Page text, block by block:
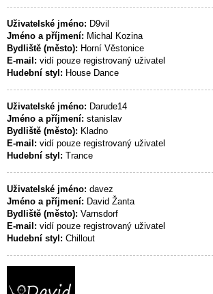
Uživatelské jméno: D9vil
Jméno a příjmení: Michal Kozina
Bydliště (město): Horní Věstonice
E-mail: vidí pouze registrovaný uživatel
Hudební styl: House Dance
Uživatelské jméno: Darude14
Jméno a příjmení: stanislav
Bydliště (město): Kladno
E-mail: vidí pouze registrovaný uživatel
Hudební styl: Trance
Uživatelské jméno: davez
Jméno a příjmení: David Žanta
Bydliště (město): Varnsdorf
E-mail: vidí pouze registrovaný uživatel
Hudební styl: Chillout